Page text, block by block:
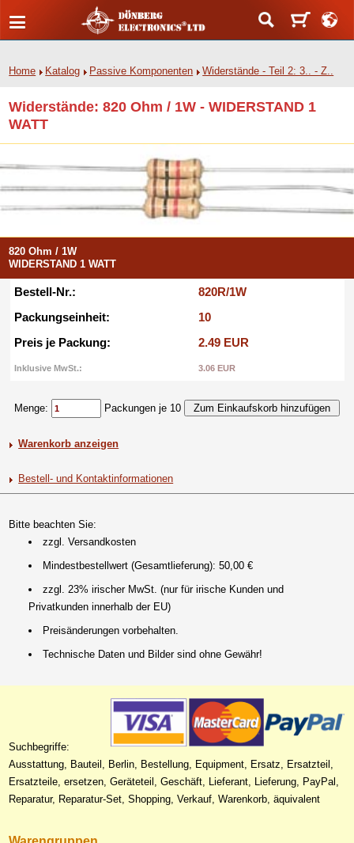
Home Katalog Passive Komponenten Widerstände - Teil 2: 3.. - Z..
Widerstände: 820 Ohm / 1W - WIDERSTAND 1
WATT
820 Ohm / 1W
WIDERSTAND 1 WATT
Bestell-Nr.:
820R/1W
Packungseinheit:
10
Preis je Packung:
2.49 EUR
Inklusive MwSt.: 3.06 EUR
Menge: Packungen je 10
Warenkorb anzeigen
Bestell- und Kontaktinformationen
Bitte beachten Sie:
zzgl. Versandkosten
Mindestbestellwert (Gesamtlieferung): 50,00 €
zzgl. 23% irischer MwSt. (nur für irische Kunden und
Privatkunden innerhalb der EU)
Preisänderungen vorbehalten.
Technische Daten und Bilder sind ohne Gewähr!
Suchbegriffe:
Ausstattung, Bauteil, Berlin, Bestellung, Equipment, Ersatz, Ersatzteil,
Ersatzteile, ersetzen, Geräteteil, Geschäft, Lieferant, Lieferung, PayPal,
Reparatur, Reparatur-Set, Shopping, Verkauf, Warenkorb, äquivalent